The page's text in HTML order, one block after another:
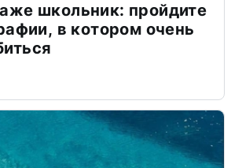
школьник: пройдите
в котором очень